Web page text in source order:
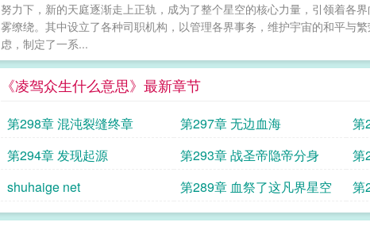
努力下，新的天庭逐渐走上正轨，成为了整个星空的核心力量，引领着各
雾缭绕。其中设立了各种司职机构，以管理各界事务，维护宇宙的和平与
虑，制定了一系...
《凌驾众生什么意思》最新章节
第298章 混沌裂缝终章 第297章 无边血海 第
第294章 发现起源
第293章 战圣帝隐帝分身 第
shuhaige net
第289章 血祭了这凡界星空 第